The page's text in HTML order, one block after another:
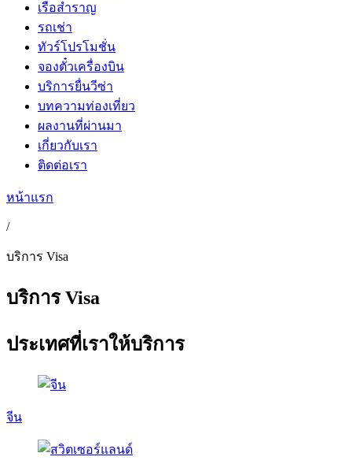
เรือสำราญ
รถเช่า
ทัวร์โปรโมชั่น
จองตั๋วเครื่องบิน
บริการยื่นวีซ่า
บทความท่องเที่ยว
ผลงานที่ผ่านมา
เกี่ยวกับเรา
ติดต่อเรา
หน้าแรก
/
บริการ Visa
บริการ Visa
ประเทศที่เราให้บริการ
จีน